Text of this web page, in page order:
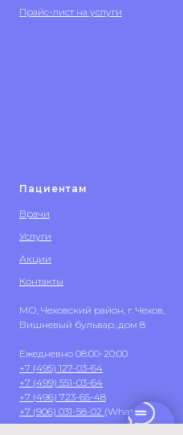
Прайс-лист на услуги
Пациентам
Врачи
Услуги
Акции
Контакты
МО, Чеховский район, г. Чехов,
Вишневый бульвар, дом 8
Ежедневно 08:00-20:00
+7 (495) 127-03-64
+7 (499) 551-03-64
+7 (496) 723-65-48
+7 (906) 031-58-02 (WhatsApp)